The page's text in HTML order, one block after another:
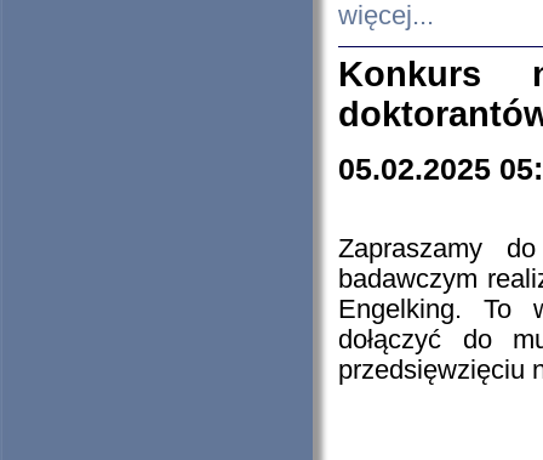
więcej...
Konkurs
05.02.2025
Zapraszamy
badawczym
Engelking. To
dołączyć do
przedsięwzięciu